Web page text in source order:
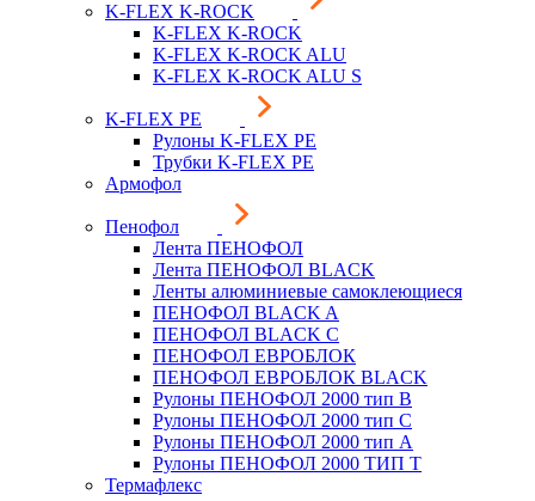
K-FLEX K-ROCK
K-FLEX K-ROCK
K-FLEX K-ROCK ALU
K-FLEX K-ROCK ALU S
K-FLEX PE
Рулоны K-FLEX PE
Трубки K-FLEX PE
Армофол
Пенофол
Лента ПЕНОФОЛ
Лента ПЕНОФОЛ BLACK
Ленты алюминиевые самоклеющиеся
ПЕНОФОЛ BLACK A
ПЕНОФОЛ BLACK С
ПЕНОФОЛ ЕВРОБЛОК
ПЕНОФОЛ ЕВРОБЛОК BLACK
Рулоны ПЕНОФОЛ 2000 тип B
Рулоны ПЕНОФОЛ 2000 тип C
Рулоны ПЕНОФОЛ 2000 тип А
Рулоны ПЕНОФОЛ 2000 ТИП Т
Термафлекс